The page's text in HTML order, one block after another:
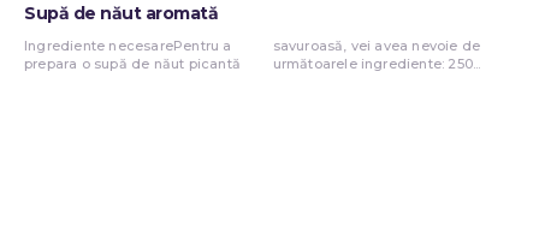
Supă de năut aromată
Ingrediente necesarePentru a
prepara o supă de năut picantă
savuroasă, vei avea nevoie de
următoarele ingrediente: 250...